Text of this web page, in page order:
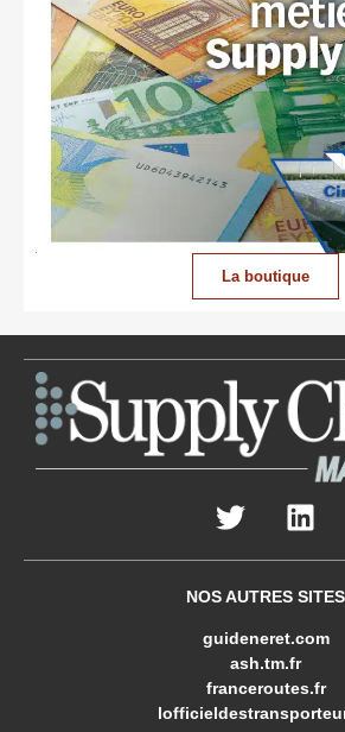
La boutique
NOS AUTRES SITES
guideneret.com
ash.tm.fr
franceroutes.fr